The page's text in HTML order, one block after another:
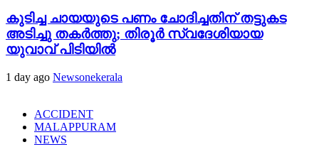
കുടിച്ച ചായയുടെ പണം ചോദിച്ചതിന് തട്ടുകട
അടിച്ചു തകർത്തു; തിരൂർ സ്വദേശിയായ
യുവാവ് പിടിയിൽ
1 day ago Newsonekerala
ACCIDENT
MALAPPURAM
NEWS